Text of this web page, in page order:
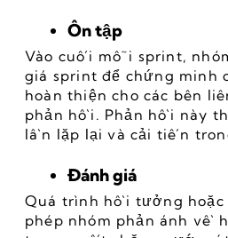
Ôn tập
Vào cuối mỗi sprint,
giá sprint để chứng minh
hoàn thiện cho các bên
phản hồi. Phản hồi này
lần lặp lại và cải tiến
Đánh giá
Quá trình hồi tưởng hoặc
phép nhóm phản ánh về